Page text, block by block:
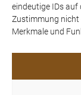
eindeutige IDs auf
Zustimmung nicht
Merkmale und
24